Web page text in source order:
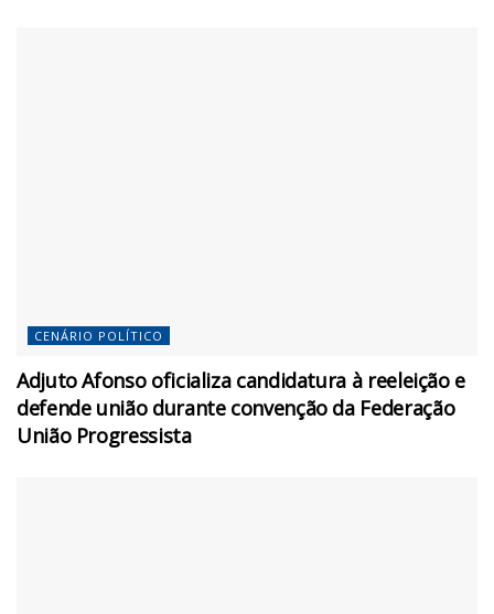
CENÁRIO POLÍTICO
Adjuto Afonso oficializa candidatura à reeleição e
defende união durante convenção da Federação
União Progressista